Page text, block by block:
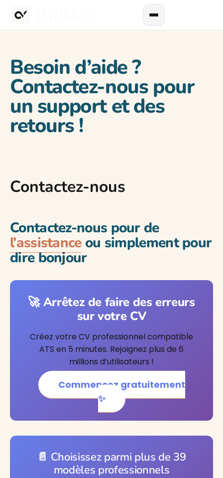
Besoin d’aide ?
Contactez-nous pour
un support et des
retours !
Contactez-nous
Contactez-nous pour de
l’assistanceou simplement pour
dire bonjour
🚀 Arrêtez de faire des erreurs
sur votre CV
Créez votre CV professionnel compatible
ATS en 5 minutes. Rejoignez plus de 6
millions d’utilisateurs !
Commencez gratuitement
✨
📄 Choisissez parmi plus de 39
modèles professionnels